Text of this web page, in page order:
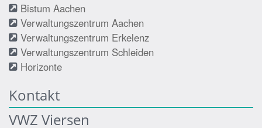
Bistum Aachen
Verwaltungszentrum Aachen
Verwaltungszentrum Erkelenz
Verwaltungszentrum Schleiden
Horizonte
Kontakt
VWZ Viersen